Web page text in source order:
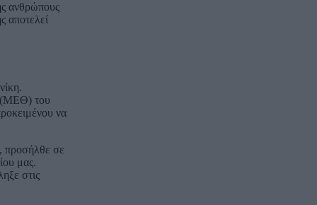
ανθρώπους
αποτελεί
(ΜΕΘ) του
να
προσήλθε σε
μας.
στις